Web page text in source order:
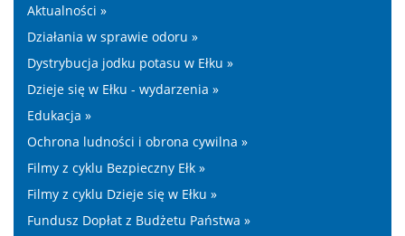
Aktualności »
Działania w sprawie odoru »
Dystrybucja jodku potasu w Ełku »
Dzieje się w Ełku - wydarzenia »
Edukacja »
Ochrona ludności i obrona cywilna »
Filmy z cyklu Bezpieczny Ełk »
Filmy z cyklu Dzieje się w Ełku »
Fundusz Dopłat z Budżetu Państwa »